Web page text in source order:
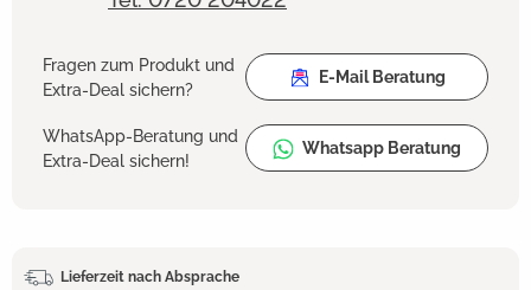
Fragen zum Produkt und
Extra-Deal sichern?
E-Mail Beratung
WhatsApp-Beratung und
Extra-Deal sichern!
Whatsapp Beratung
Lieferzeit nach Absprache